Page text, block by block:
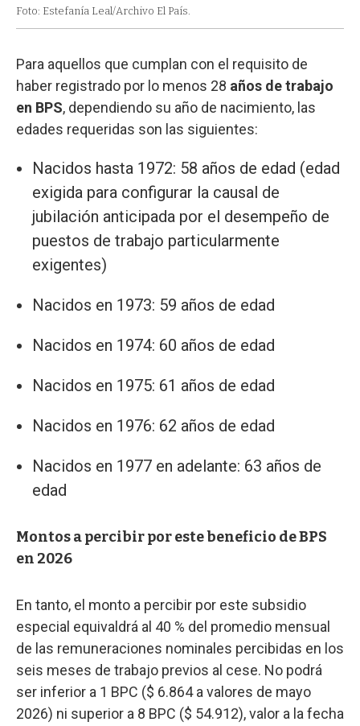
Foto: Estefanía Leal/Archivo El País.
Para aquellos que cumplan con el requisito de
haber registrado por lo menos 28 años de trabajo
en BPS, dependiendo su año de nacimiento, las
edades requeridas son las siguientes:
Nacidos hasta 1972: 58 años de edad (edad
exigida para configurar la causal de
jubilación anticipada por el desempeño de
puestos de trabajo particularmente
exigentes)
Nacidos en 1973: 59 años de edad
Nacidos en 1974: 60 años de edad
Nacidos en 1975: 61 años de edad
Nacidos en 1976: 62 años de edad
Nacidos en 1977 en adelante: 63 años de
edad
Montos a percibir por este beneficio de BPS
en 2026
En tanto, el monto a percibir por este subsidio
especial equivaldrá al 40 % del promedio mensual
de las remuneraciones nominales percibidas en los
seis meses de trabajo previos al cese. No podrá
ser inferior a 1 BPC ($ 6.864 a valores de mayo
2026) ni superior a 8 BPC ($ 54.912), valor a la fecha